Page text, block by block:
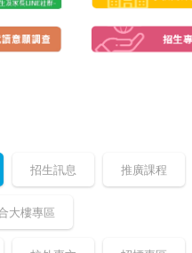
招生訊息 推廣課程
大樓專區